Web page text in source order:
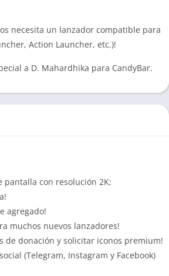
necesita un lanzador compatible para
Action Launcher, etc.)!
a D. Mahardhika para CandyBar.
pantalla con resolución 2K;
agregado!
muchos nuevos lanzadores!
de donación y solicitar iconos premium!
(Telegram, Instagram y Facebook)